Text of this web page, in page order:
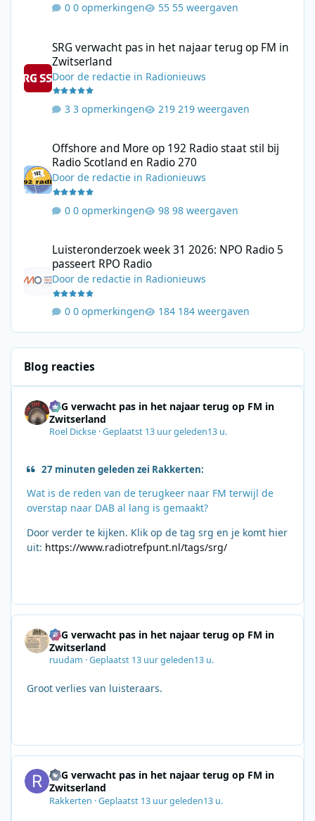
0 opmerkingen 55 weergaven
SRG verwacht pas in het najaar terug op FM in
Zwitserland
Doorde redactie in Radionieuws
3 opmerkingen 219 weergaven
Offshore and More op 192 Radio staat stil bij
Radio Scotland en Radio 270
Doorde redactie in Radionieuws
0 opmerkingen 98 weergaven
Luisteronderzoek week 31 2026: NPO Radio 5
passeert RPO Radio
Doorde redactie in Radionieuws
0 opmerkingen 184 weergaven
Blog reacties
SRG verwacht pas in het najaar terug op FM in
Zwitserland
Roel Dickse ·Geplaatst 13 uur geleden13 u.
27 minuten geleden zei Rakkerten:
Wat is de reden van de terugkeer naar FM terwijl de
overstap naar DAB al lang is gemaakt?
Door verder te kijken. Klik op de tag srg en je komt hier
uit: https://www.radiotrefpunt.nl/tags/srg/
SRG verwacht pas in het najaar terug op FM in
Zwitserland
ruudam ·Geplaatst 13 uur geleden13 u.
Groot verlies van luisteraars.
SRG verwacht pas in het najaar terug op FM in
Zwitserland
Rakkerten ·Geplaatst 13 uur geleden13 u.